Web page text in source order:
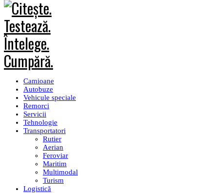
Camioane
Autobuze
Vehicule speciale
Remorci
Servicii
Tehnologie
Transportatori
Rutier
Aerian
Feroviar
Maritim
Multimodal
Turism
Logistică